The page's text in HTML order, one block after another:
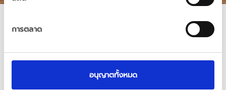
การตลาด
อนุญาตทั้งหมด
มิตรภาพ การผจญภัย การเดินทาง และเสียง
หัวเราะที่ยาวนานถึง 18 ปี ตอนนี้ ทั้งสองรวม
เป็นหนึ่งเดียวกันด้วยความท้าทายใหม่: การเข้า
ร่วมการแข่งขันแรลลี่ Aïcha des Gazelles